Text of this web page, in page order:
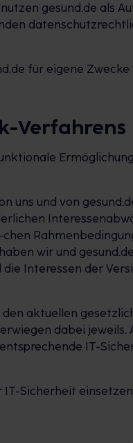
gesund.de als
für eigene
Verfahrens
uns und von
wir und
Interessen der
aktuellen
dabei jeweils.
IT-
Sicherheit